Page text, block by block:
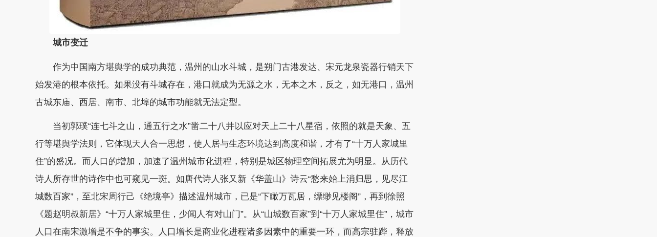
城市变迁
作为中国南方堪舆学的成功典范，温州的山水斗城，是朔门古港发达、宋元龙泉瓷器行销天下
始发港的根本依托。如果没有斗城存在，港口就成为无源之水，无本之木，反之，如无港口，温州
古城东庙、西居、南市、北埠的城市功能就无法定型。
当初郭璞“连七斗之山，通五行之水”凿二十八井以应对天上二十八星宿，依照的就是天象、五
行等堪舆学法则，它体现天人合一思想，使人居与生态环境达到高度和谐，才有了“十万人家城里
住”的盛况。而人口的增加，加速了温州城市化进程，特别是城区物理空间拓展尤为明显。从历代
诗人所存世的诗作中也可窥见一斑。如唐代诗人张又新《华盖山》诗云“愁来始上消归思，见尽江
城数百家”，至北宋周行己《绝境亭》描述温州城市，已是“下瞰万瓦居，缥缈见楼阁”，再到徐照
《题赵明叔新居》“十万人家城里住，少闻人有对山门”。从“山城数百家”到“十万人家城里住”，城市
人口在南宋激增是不争的事实。人口增长是商业化进程诸多因素中的重要一环，而高宗驻跸，释放